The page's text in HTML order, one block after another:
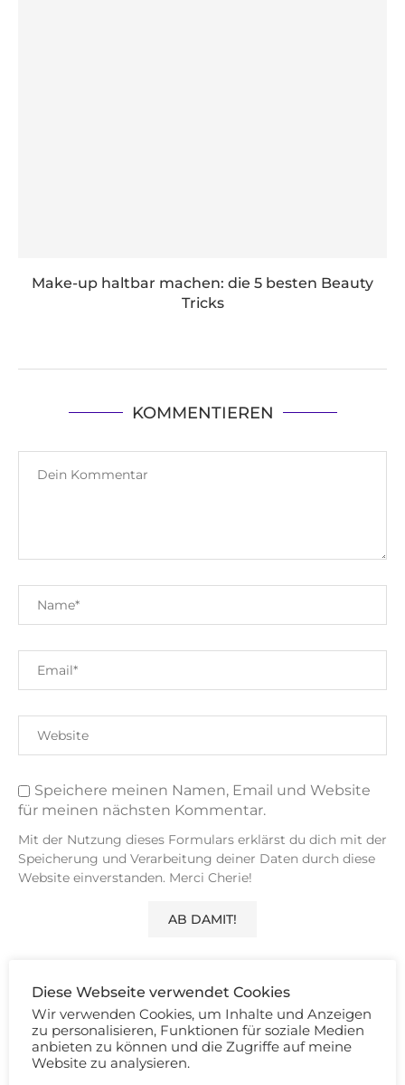
Make-up haltbar machen: die 5 besten Beauty
Tricks
KOMMENTIEREN
Speichere meinen Namen, Email und Website
für meinen nächsten Kommentar.
Mit der Nutzung dieses Formulars erklärst du dich mit der
Speicherung und Verarbeitung deiner Daten durch diese
Website einverstanden. Merci Cherie!
32 KOMMENTARE
MOIREN ATROPOS
Diese Webseite verwendet Cookies
Wir verwenden Cookies, um Inhalte und Anzeigen
zu personalisieren, Funktionen für soziale Medien
anbieten zu können und die Zugriffe auf meine
Website zu analysieren.